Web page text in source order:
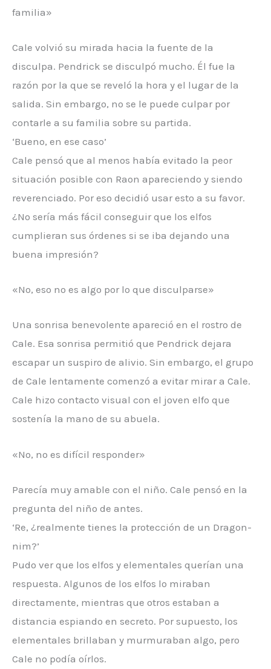
familia»
Cale volvió su mirada hacia la fuente de la
disculpa. Pendrick se disculpó mucho. Él fue la
razón por la que se reveló la hora y el lugar de la
salida. Sin embargo, no se le puede culpar por
contarle a su familia sobre su partida.
‘Bueno, en ese caso’
Cale pensó que al menos había evitado la peor
situación posible con Raon apareciendo y siendo
reverenciado. Por eso decidió usar esto a su favor.
¿No sería más fácil conseguir que los elfos
cumplieran sus órdenes si se iba dejando una
buena impresión?
«No, eso no es algo por lo que disculparse»
Una sonrisa benevolente apareció en el rostro de
Cale. Esa sonrisa permitió que Pendrick dejara
escapar un suspiro de alivio. Sin embargo, el grupo
de Cale lentamente comenzó a evitar mirar a Cale.
Cale hizo contacto visual con el joven elfo que
sostenía la mano de su abuela.
«No, no es difícil responder»
Parecía muy amable con el niño. Cale pensó en la
pregunta del niño de antes.
‘Re, ¿realmente tienes la protección de un Dragon-
nim?’
Pudo ver que los elfos y elementales querían una
respuesta. Algunos de los elfos lo miraban
directamente, mientras que otros estaban a
distancia espiando en secreto. Por supuesto, los
elementales brillaban y murmuraban algo, pero
Cale no podía oírlos.